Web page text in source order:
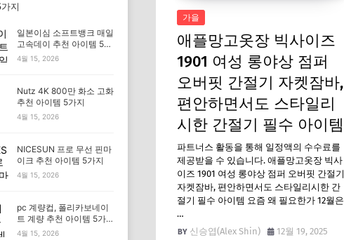
가을
애플망고옷장 빅사이즈
1901 여성 롱야상 점퍼
오버핏 간절기 자켓잠바,
편안하면서도 스타일리
시한 간절기 필수 아이템
파트너스 활동을 통해 일정액의 수수료를
제공받을 수 있습니다. 애플망고옷장 빅사
이즈 1901 여성 롱야상 점퍼 오버핏 간절기
자켓잠바, 편안하면서도 스타일리시한 간
절기 필수 아이템 요즘 왜 필요한가 12월은
…
신승엽(Alex Shin)
12월 19, 2025
지
일본이심 소프트뱅크 매일
고속데이 추천 아이템 5가
지
4월 15, 2026
Nutz 4K 800만 화소 고화
추천 아이템 5가지
4월 15, 2026
NICESUN 프로 무선 핀마
이크 추천 아이템 5가지
4월 15, 2026
pc 계량컵, 폴리카보네이
트 계량 추천 아이템 5가
지
4월 15, 2026